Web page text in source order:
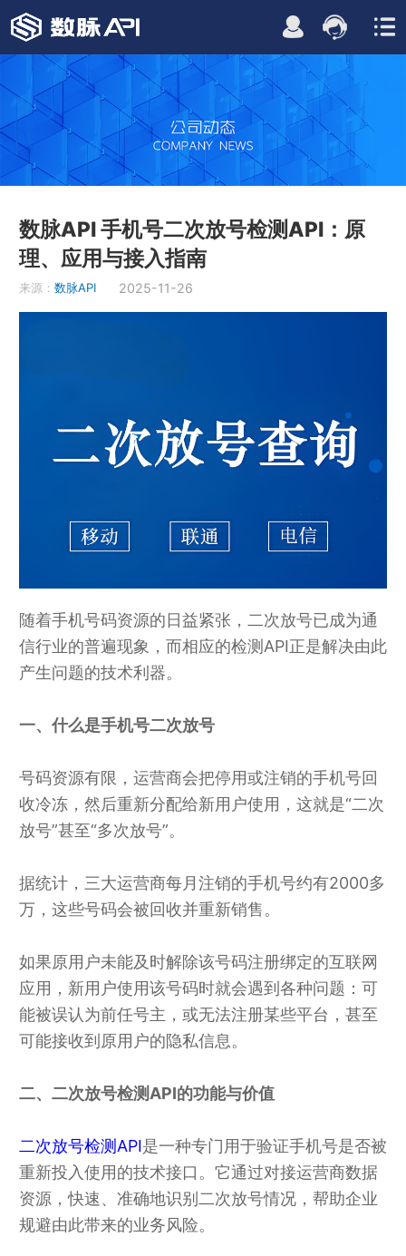
数脉API 手机号二次放号检测API：原
理、应用与接入指南
来源： 数脉API 2025-11-26
随着手机号码资源的日益紧张，二次放号已成为通
信行业的普遍现象，而相应的检测API正是解决由此
产生问题的技术利器。
一、什么是手机号二次放号
号码资源有限，运营商会把停用或注销的手机号回
收冷冻，然后重新分配给新用户使用，这就是“二次
放号”甚至“多次放号”。
据统计，三大运营商每月注销的手机号约有2000多
万，这些号码会被回收并重新销售。
如果原用户未能及时解除该号码注册绑定的互联网
应用，新用户使用该号码时就会遇到各种问题：可
能被误认为前任号主，或无法注册某些平台，甚至
可能接收到原用户的隐私信息。
二、二次放号检测API的功能与价值
二次放号检测API是一种专门用于验证手机号是否被
重新投入使用的技术接口。它通过对接运营商数据
资源，快速、准确地识别二次放号情况，帮助企业
规避由此带来的业务风险。